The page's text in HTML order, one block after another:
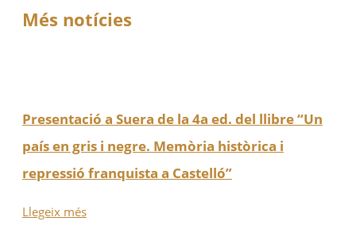
Més notícies
Presentació a Suera de la 4a ed. del llibre “Un
país en gris i negre. Memòria històrica i
repressió franquista a Castelló”
Llegeix més